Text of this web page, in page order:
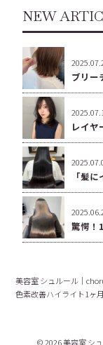
NEW
ブリー
レイヤ
「髪
驚愕！
美容室 シュルール｜
色素改善ハイライト1ヶ
© 2026 美容室 シ